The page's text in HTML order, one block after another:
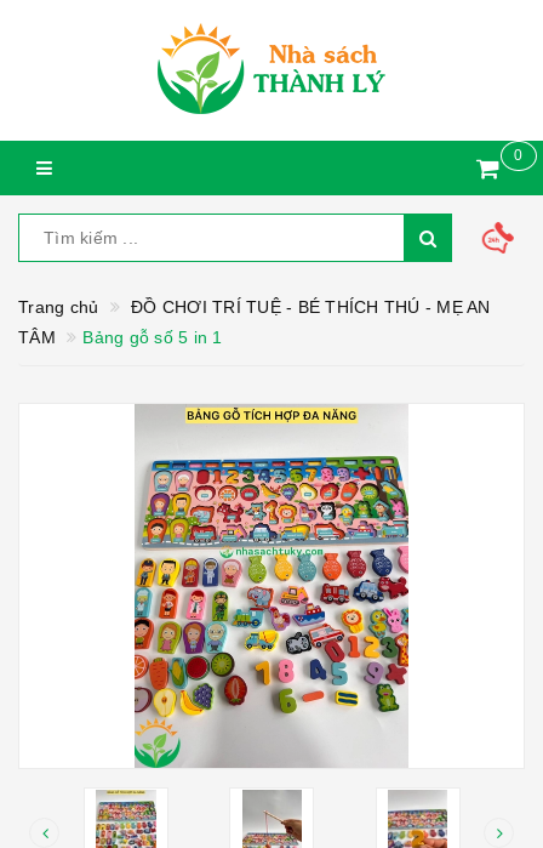
0
Trang chủ
ĐỒ CHƠI TRÍ TUỆ - BÉ THÍCH THÚ - MẸ AN
TÂM
Bảng gỗ số 5 in 1